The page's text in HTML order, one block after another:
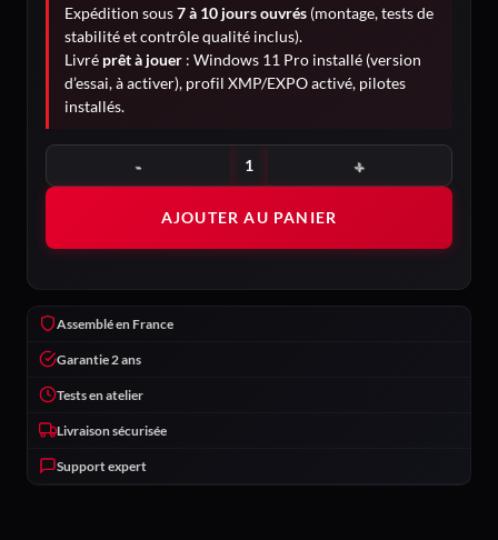
Expédition sous7 à 10 jours ouvrés (montage, tests de
stabilité et contrôle qualité inclus).
Livré prêt à jouer : Windows 11 Pro installé (version
d’essai, à activer), profil XMP/EXPO activé, pilotes
installés.
quantité de Chimère
AJOUTER AU PANIER
Assemblé en France
Garantie 2 ans
Tests en atelier
Livraison sécurisée
Support expert